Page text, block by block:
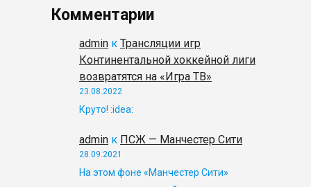
Комментарии
admin к Трансляции игр
Континентальной хоккейной лиги
возвратятся на «Игра ТВ»
23.08.2022
Круто! :idea:
admin к ПСЖ — Манчестер Сити
28.09.2021
На этом фоне «Манчестер Сити»